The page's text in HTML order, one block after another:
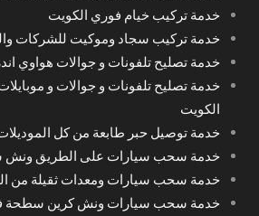
خدمة تركيب خيام فوري الكويت
خدمة تركيب سجاد وموكيت للشركات
خدمة تصليح تلفونات و جوالات هواوي
خدمة تصليح تلفونات و جوالات و
الكويت
خدمة توصيل حبر طابعة من كل الموديلات
خدمة سحب سيارات على الطريق ونش
خدمة سحب سيارات ومعدات ثقيلة من
خدمة سحب سيارات ونش كرين سطحة